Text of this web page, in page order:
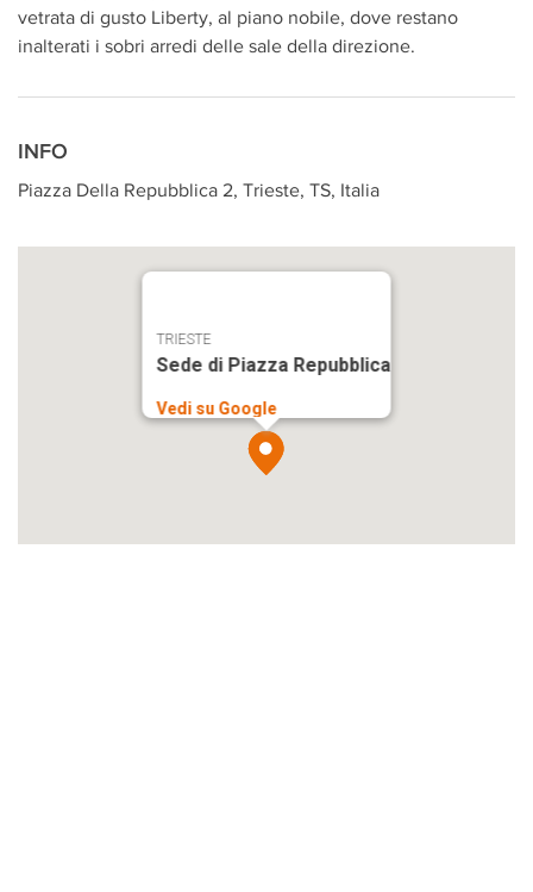
vetrata di gusto Liberty, al piano nobile, dove restano
inalterati i sobri arredi delle sale della direzione.
INFO
Piazza Della Repubblica 2, Trieste, TS, Italia
TRIESTE
Sede di Piazza Repubblica
Vedi su Google